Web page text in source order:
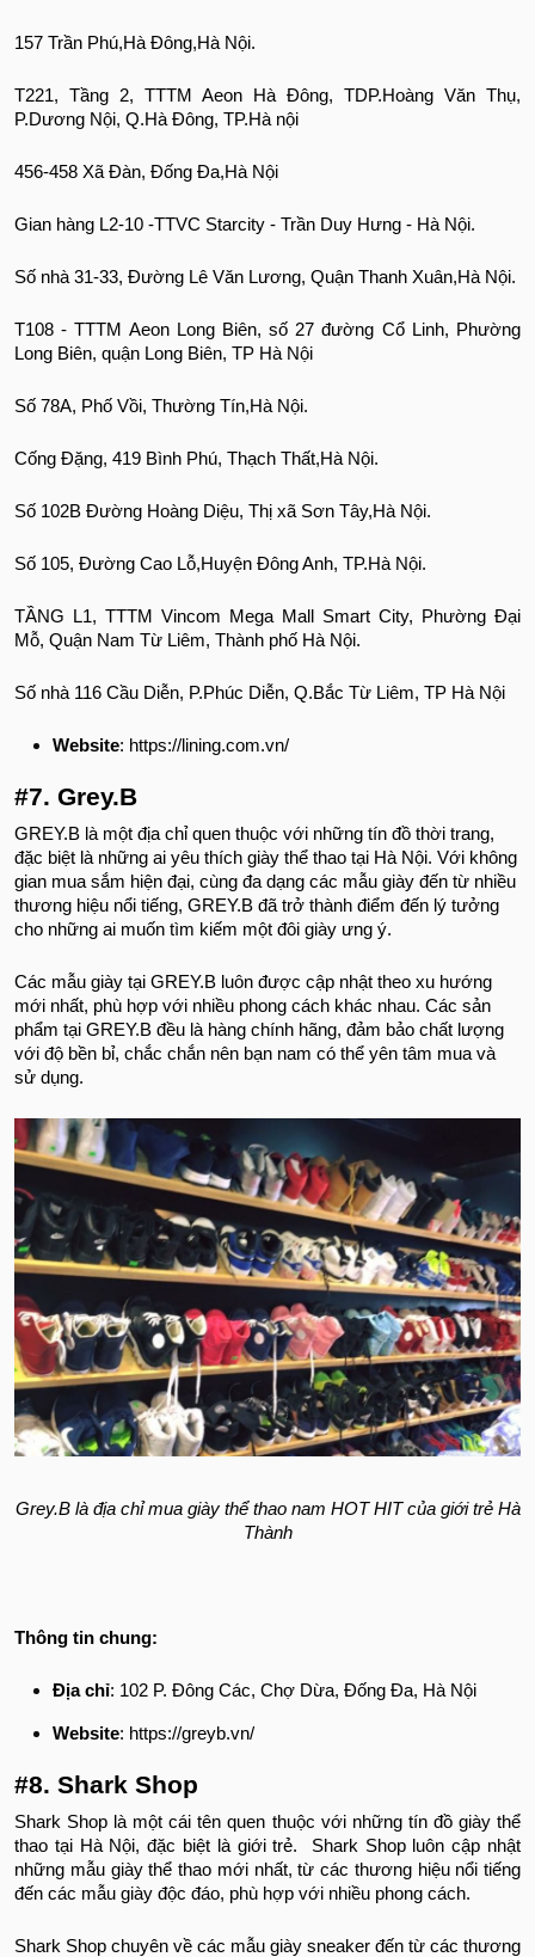
157 Trần Phú,Hà Đông,Hà Nội.
T221, Tầng 2, TTTM Aeon Hà Đông, TDP.Hoàng Văn Thụ,
P.Dương Nội, Q.Hà Đông, TP.Hà nội
456-458 Xã Đàn, Đống Đa,Hà Nội
Gian hàng L2-10 -TTVC Starcity - Trần Duy Hưng - Hà Nội.
Số nhà 31-33, Đường Lê Văn Lương, Quận Thanh Xuân,Hà Nội.
T108 - TTTM Aeon Long Biên, số 27 đường Cổ Linh, Phường
Long Biên, quận Long Biên, TP Hà Nội
Số 78A, Phố Vồi, Thường Tín,Hà Nội.
Cống Đặng, 419 Bình Phú, Thạch Thất,Hà Nội.
Số 102B Đường Hoàng Diệu, Thị xã Sơn Tây,Hà Nội.
Số 105, Đường Cao Lỗ,Huyện Đông Anh, TP.Hà Nội.
TẦNG L1, TTTM Vincom Mega Mall Smart City, Phường Đại
Mỗ, Quận Nam Từ Liêm, Thành phố Hà Nội.
Số nhà 116 Cầu Diễn, P.Phúc Diễn, Q.Bắc Từ Liêm, TP Hà Nội
Website: https://lining.com.vn/
#7. Grey.B
GREY.B là một địa chỉ quen thuộc với những tín đồ thời trang,
đặc biệt là những ai yêu thích giày thể thao tại Hà Nội. Với không
gian mua sắm hiện đại, cùng đa dạng các mẫu giày đến từ nhiều
thương hiệu nổi tiếng, GREY.B đã trở thành điểm đến lý tưởng
cho những ai muốn tìm kiếm một đôi giày ưng ý.
Các mẫu giày tại GREY.B luôn được cập nhật theo xu hướng
mới nhất, phù hợp với nhiều phong cách khác nhau. Các sản
phẩm tại GREY.B đều là hàng chính hãng, đảm bảo chất lượng
với độ bền bỉ, chắc chắn nên bạn nam có thể yên tâm mua và
sử dụng.
Grey.B là địa chỉ mua giày thể thao nam HOT HIT của giới trẻ Hà
Thành
Thông tin chung:
Địa chỉ: 102 P. Đông Các, Chợ Dừa, Đống Đa, Hà Nội
Website: https://greyb.vn/
#8. Shark Shop
Shark Shop là một cái tên quen thuộc với những tín đồ giày thể
thao tại Hà Nội, đặc biệt là giới trẻ. Shark Shop luôn cập nhật
những mẫu giày thể thao mới nhất, từ các thương hiệu nổi tiếng
đến các mẫu giày độc đáo, phù hợp với nhiều phong cách.
Shark Shop chuyên về các mẫu giày sneaker đến từ các thương